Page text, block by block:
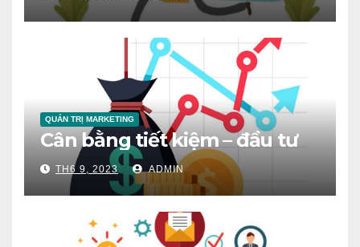
QUẢN TRỊ MARKETING
Cân bằng tiết kiệm – đầu tư
TH6 9, 2023 ADMIN